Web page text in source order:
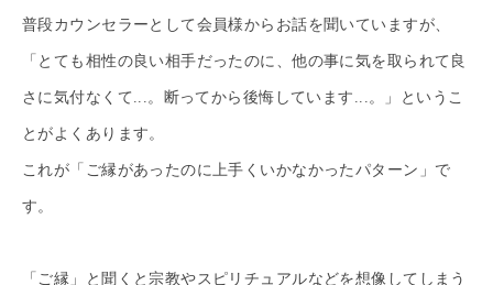
普段カウンセラーとして会員様からお話を聞いていますが、
「とても相性の良い相手だったのに、他の事に気を取られて良
さに気付なくて...。断ってから後悔しています...。」というこ
とがよくあります。
これが「ご縁があったのに上手くいかなかったパターン」で
す。
「ご縁」と聞くと宗教やスピリチュアルなどを想像してしまう